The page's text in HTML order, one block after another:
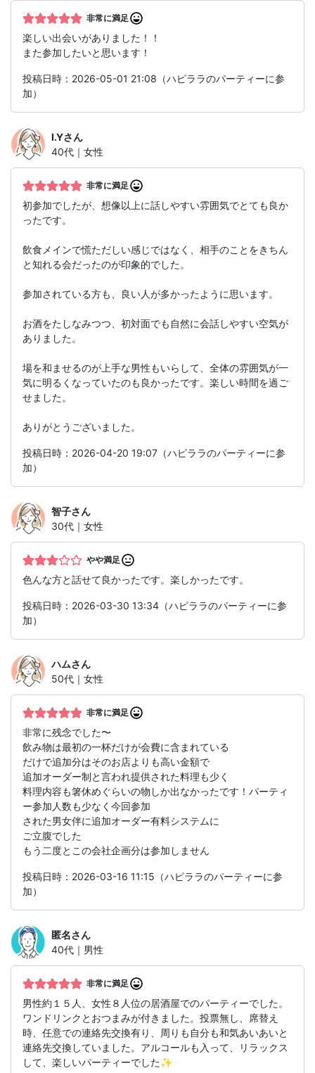
非常に満足
楽しい出会いがありました！！
また参加したいと思います！
投稿日時：2026-05-01 21:08（ハピララのパーティーに参
加）
I.Yさん
40代｜女性
非常に満足
初参加でしたが、想像以上に話しやすい雰囲気でとても良か
ったです。
飲食メインで慌ただしい感じではなく、相手のことをきちん
と知れる会だったのが印象的でした。
参加されている方も、良い人が多かったように思います。
お酒をたしなみつつ、初対面でも自然に会話しやすい空気が
ありました。
場を和ませるのが上手な男性もいらして、全体の雰囲気が一
気に明るくなっていたのも良かったです。楽しい時間を過ご
せました。
ありがとうございました。
投稿日時：2026-04-20 19:07（ハピララのパーティーに参
加）
智子さん
30代｜女性
やや満足
色んな方と話せて良かったです。楽しかったです。
投稿日時：2026-03-30 13:34（ハピララのパーティーに参
加）
ハムさん
50代｜女性
非常に満足
非常に残念でした〜
飲み物は最初の一杯だけが会費に含まれている
だけで追加分はそのお店よりも高い金額で
追加オーダー制と言われ提供された料理も少く
料理内容も箸休めぐらいの物しか出なかったです！パーティ
ー参加人数も少なく今回参加
された男女伴に追加オーダー有料システムに
ご立腹でした
もう二度とこの会社企画分は参加しません
投稿日時：2026-03-16 11:15（ハピララのパーティーに参
加）
匿名さん
40代｜男性
非常に満足
男性約１５人、女性８人位の居酒屋でのパーティーでした。
ワンドリンクとおつまみが付きました。投票無し、席替え
時、任意での連絡先交換有り、周りも自分も和気あいあいと
連絡先交換していました。アルコールも入って、リラックス
して、楽しいパーティーでした✨